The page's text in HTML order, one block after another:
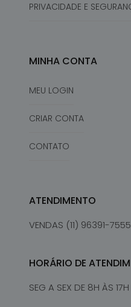
PRIVACIDADE E
MINHA CONTA
MEU LOGIN
CRIAR CONTA
CONTATO
ATENDIMENTO
VENDAS (11) 96391-7555
HORÁRIO DE
SEG A SEX DE 8H ÀS